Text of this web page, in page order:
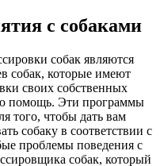
с собаками
собак являются
собак, которые имеют
своих собственных
помощь. Эти программы
того, чтобы дать вам
собаку в соответствии с
проблемы поведения с
собак, который